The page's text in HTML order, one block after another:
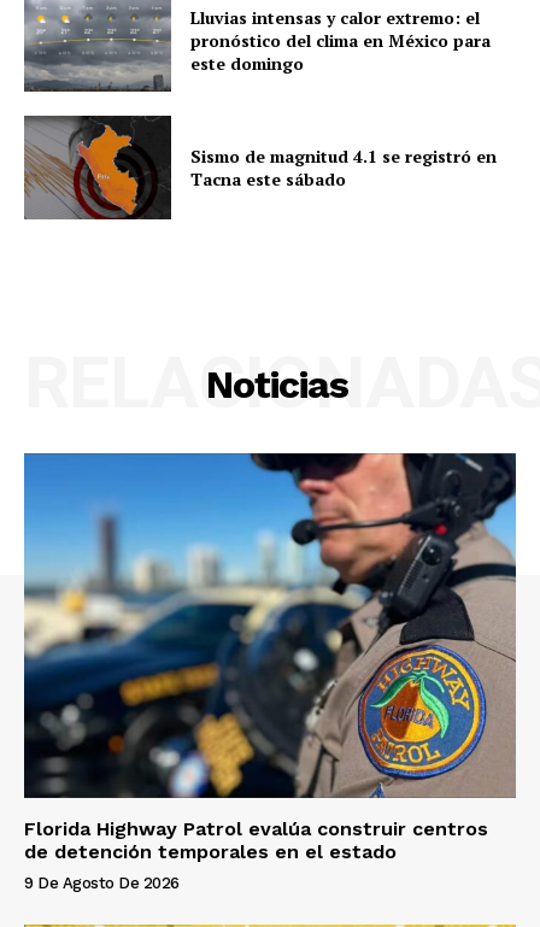
Lluvias intensas y calor extremo: el
pronóstico del clima en México para
este domingo
Sismo de magnitud 4.1 se registró en
Tacna este sábado
Noticias
Florida Highway Patrol evalúa construir centros
de detención temporales en el estado
9 De Agosto De 2026